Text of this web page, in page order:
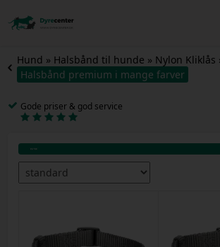
Hund » Halsbånd til hunde » Nylon Kliklås
Halsbånd premium i mange farver
Gode priser & god service